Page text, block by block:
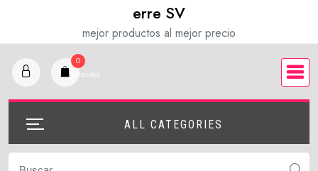
contenido
erre SV
mejor productos al mejor precio
ALL CATEGORIES
0
articulos